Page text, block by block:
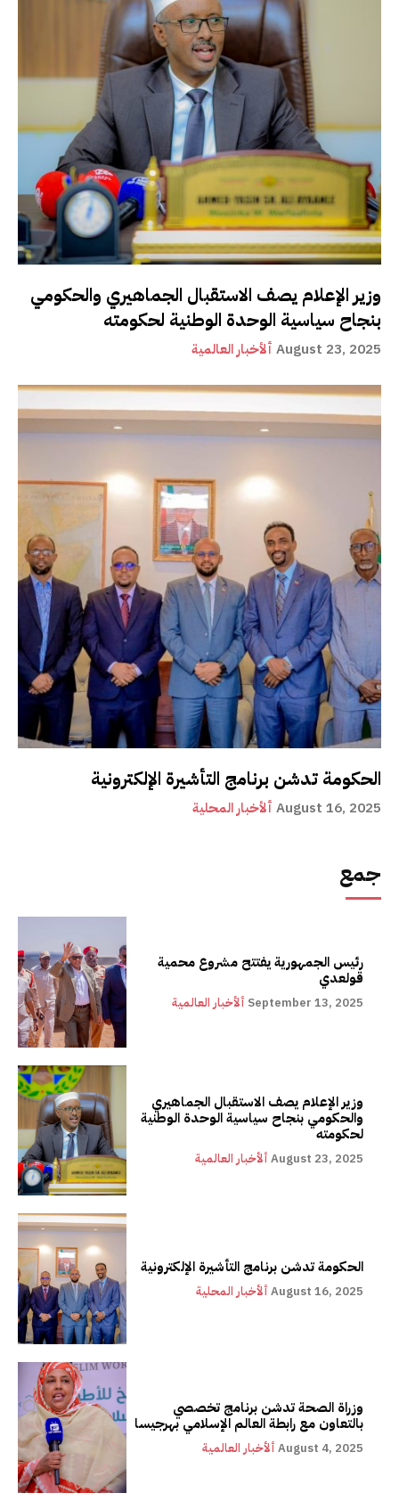
وزير الإعلام يصف الاستقبال الجماهيري والحكومي
بنجاح سياسية الوحدة الوطنية لحكومته
ألأخبار العالمية August 23, 2025
الحكومة تدشن برنامج التأشيرة الإلكترونية
ألأخبار المحلية August 16, 2025
جمع
رئيس الجمهورية يفتتح مشروع محمية
قولعدي
ألأخبار العالمية September 13, 2025
وزير الإعلام يصف الاستقبال الجماهيري
والحكومي بنجاح سياسية الوحدة الوطنية
لحكومته
ألأخبار العالمية August 23, 2025
الحكومة تدشن برنامج التأشيرة الإلكترونية
ألأخبار المحلية August 16, 2025
وزراة الصحة تدشن برنامج تخصصي
بالتعاون مع رابطة العالم الإسلامي بهرجيسا
ألأخبار العالمية August 4, 2025